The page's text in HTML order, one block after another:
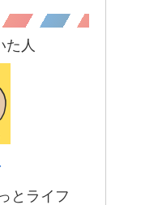
た人
とライフ